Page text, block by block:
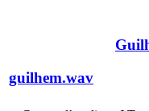
guilhem.wav